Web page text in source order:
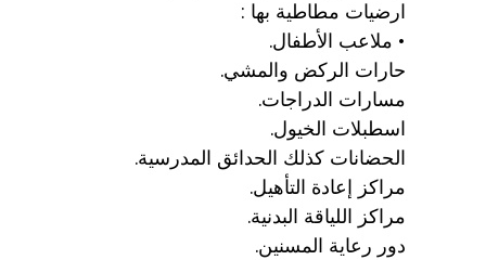
ارضيات مطاطية بها :
• ملاعب الأطفال.
حارات الركض والمشي.
مسارات الدراجات.
اسطبلات الخيول.
الحضانات كذلك الحدائق المدرسية.
مراكز إعادة التأهيل.
مراكز اللياقة البدنية.
دور رعاية المسنين.